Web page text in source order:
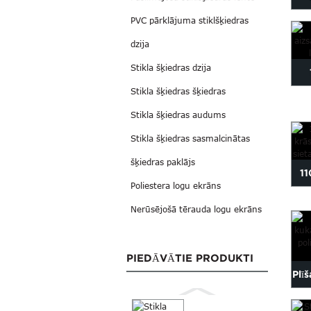
PVC pārklājuma stiklšķiedras
dzija
Stikla šķiedras dzija
Stikla šķiedras šķiedras
Stikla šķiedras audums
Stikla šķiedras sasmalcinātas
šķiedras paklājs
Poliestera logu ekrāns
Nerūsējošā tērauda logu ekrāns
PIEDĀVĀTIE PRODUKTI